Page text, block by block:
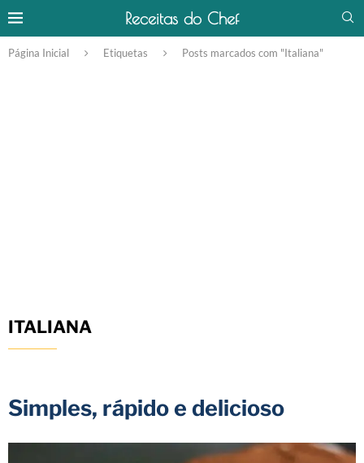
Receitas do Chef
Página Inicial Etiquetas Posts marcados com "Italiana"
ITALIANA
Simples, rápido e delicioso